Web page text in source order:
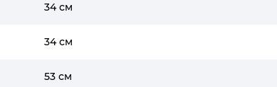
34 см
34 см
53 см